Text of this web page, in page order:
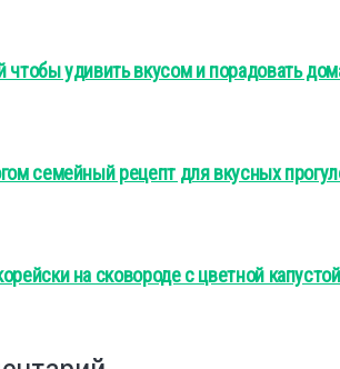
чтобы удивить вкусом и порадовать
семейный рецепт для вкусных
на сковороде с цветной